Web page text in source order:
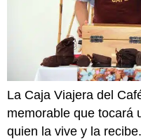
La Caja Viajera del
memorable que tocará
quien la vive y la